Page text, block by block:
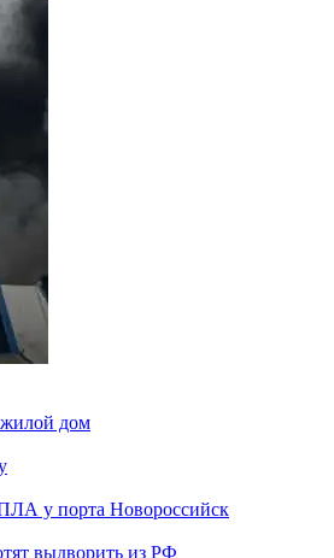
дом
у порта Новороссийск
выдворить из РФ